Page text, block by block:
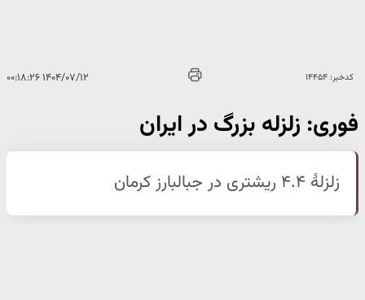
کدخبر: ۱۴۴۵۴ ۱۴۰۴/۰۷/۱۲ ۰۰:۱۸:۲۶
فوری: زلزله بزرگ در ایران
زلزلهٔ ۴.۴ ریشتری در جبالبارز کرمان